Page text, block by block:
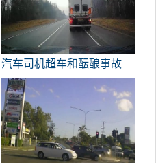
汽车司机超车和酝酿事故